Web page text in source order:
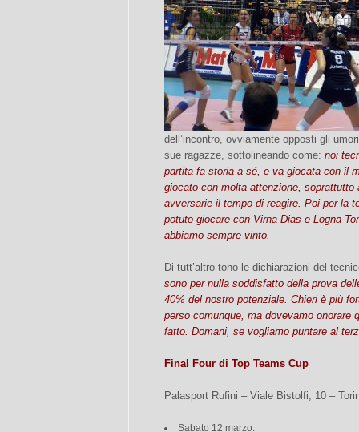
dell’incontro, ovviamente opposti gli
sue ragazze, sottolineando come: noi
partita fa storia a sé, e va giocata con il
giocato con molta attenzione,
avversarie il tempo di reagire. Poi per la
potuto giocare con Virna Dias e Logna
abbiamo sempre vinto.
Di tutt’altro tono le dichiarazioni del
sono per nulla soddisfatto della prova
40% del nostro potenziale. Chieri è più
perso comunque, ma dovevamo onorare
fatto. Domani, se vogliamo puntare al
Final Four di Top Teams Cup
Palasport Rufini – Viale Bistolfi, 10 –
Sabato 12 marzo: